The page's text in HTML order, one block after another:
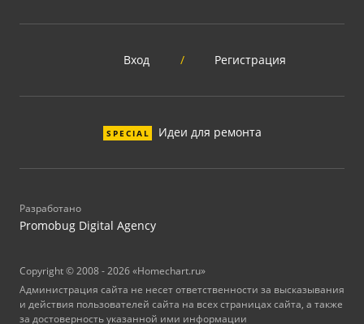
Вход / Регистрация
SPECIAL Идеи для ремонта
Разработано
Promobug Digital Agency
Copyright © 2008 - 2026 «Homechart.ru»
Администрация сайта не несет ответственности за высказывания
и действия пользователей сайта на всех страницах сайта, а также
за достоверность указанной ими информации